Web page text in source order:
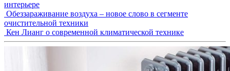
интерьере
Обеззараживание воздуха – новое слово в сегменте
очистительной техники
Кен Лианг о современной климатической технике